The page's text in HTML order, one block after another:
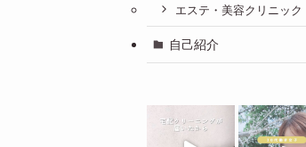
エステ・美容クリニック
自己紹介